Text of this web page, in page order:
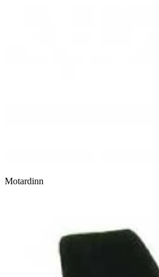
Motardinn